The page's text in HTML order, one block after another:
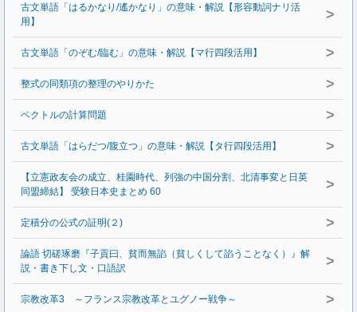
古文単語「はるかなり/遙かなり」の意味・解説【形容動詞ナリ活
用】
>
古文単語「のぞむ/臨む」の意味・解説【マ行四段活用】 >
整式の同類項の整理のやりかた >
ベクトルの計算問題 >
古文単語「はらだつ/腹立つ」の意味・解説【タ行四段活用】 >
【立憲政友会の成立、桂園時代、列強の中国分割、北清事変と日英
同盟締結】 受験日本史まとめ 60
>
定積分の公式の証明(２) >
論語 切磋琢磨『子貢曰、貧而無諂（貧しくして諂うことなく）』解
説・書き下し文・口語訳
>
宗教改革3 ～フランス宗教改革とユグノー戦争～ >